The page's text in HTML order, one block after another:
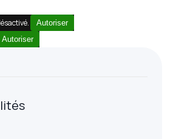
Autoriser
Autoriser